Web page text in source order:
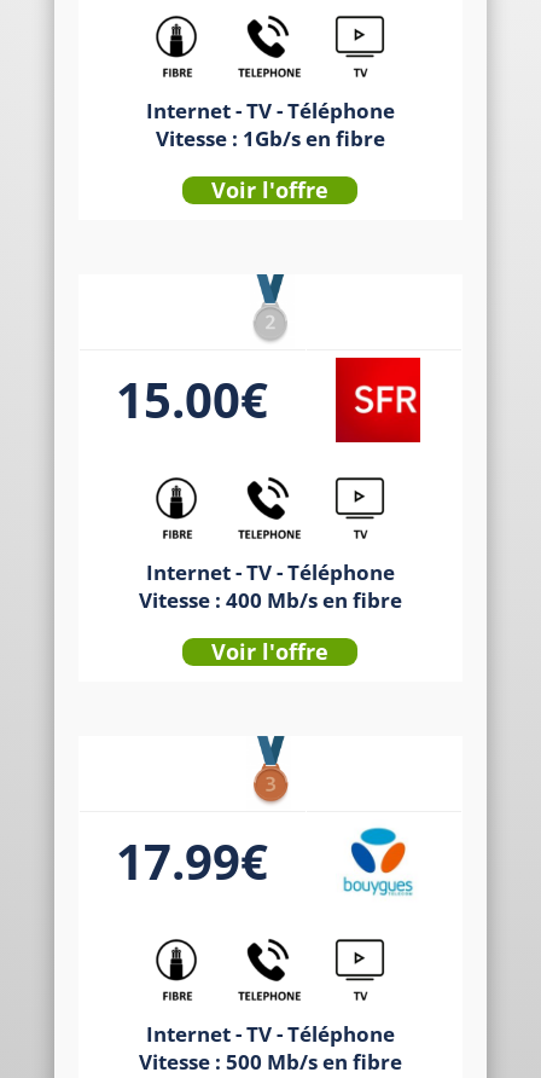
Internet - TV - Téléphone
Vitesse : 1Gb/s en fibre
Voir l'offre
15.00€
Internet - TV - Téléphone
Vitesse : 400 Mb/s en fibre
Voir l'offre
17.99€
Internet - TV - Téléphone
Vitesse : 500 Mb/s en fibre